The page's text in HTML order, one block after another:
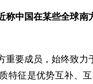
称中国在某些全球
重要成员，始终致
特征是优势互补、